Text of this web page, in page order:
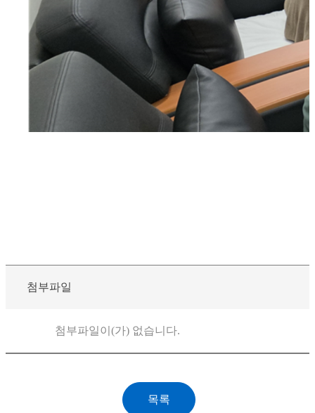
첨부파일
첨부파일이(가) 없습니다.